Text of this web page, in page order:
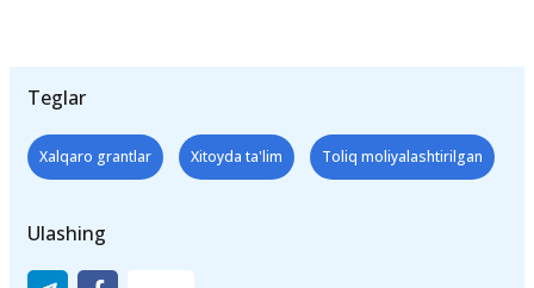
Teglar
Xalqaro grantlar Xitoyda ta'lim Toliq moliyalashtirilgan
Ulashing